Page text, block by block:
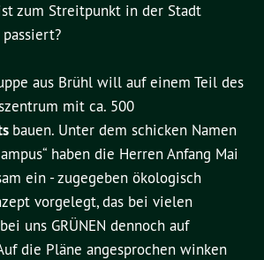
zum Streitpunkt in der Stadt
aus Brühl will auf einem Teil des
mit ca. 500
bauen. Unter dem schicken Namen
haben die Herren Anfang Mai
ein - zugegeben ökologisch
vorgelegt, das bei vielen
uns GRÜNEN dennoch auf
die Pläne angesprochen winken